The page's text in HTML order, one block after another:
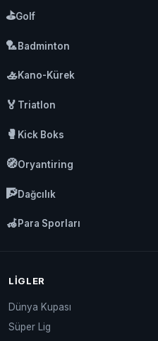
⛳Golf
🏸Badminton
🚣Kano-Kürek
🏅 Triatlon
🥊 Kick Boks
🧭Oryantiring
🧗Dağcılık
🦽Para Sporları
LIGLER
Dünya Kupası
Süper Lig